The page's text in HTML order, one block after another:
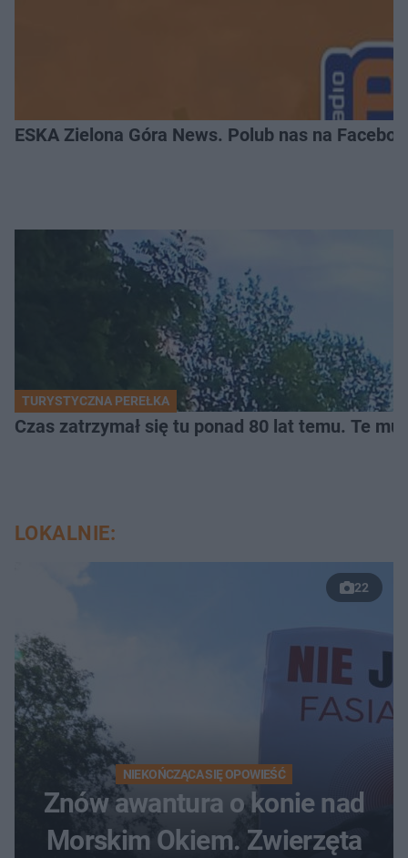
ESKA Zielona Góra News. Polub nas na
TURYSTYCZNA PEREŁKA
Czas zatrzymał się tu ponad 80 lat temu. Te
LOKALNIE:
22
NIEKOŃCZĄCA SIĘ OPOWIEŚĆ
Znów awantura o konie nad
Morskim Okiem. Zwierzęta